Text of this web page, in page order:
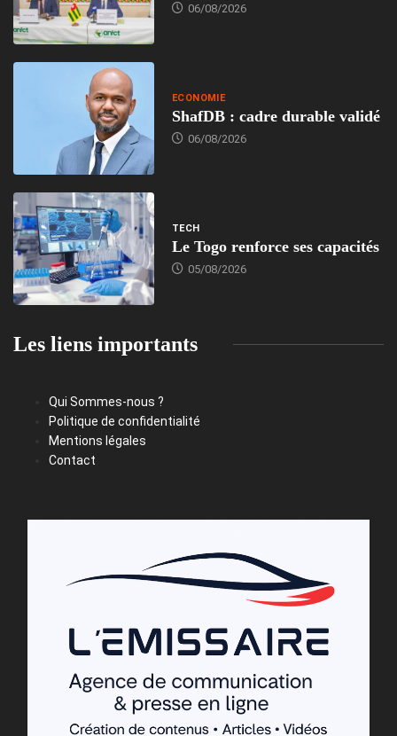
06/08/2026
ECONOMIE
ShafDB : cadre durable validé
06/08/2026
TECH
Le Togo renforce ses capacités
05/08/2026
Les liens importants
Qui Sommes-nous ?
Politique de confidentialité
Mentions légales
Contact